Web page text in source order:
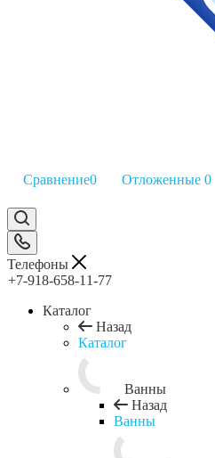
Сравнение0 Отложенные 0
Телефоны
+7-918-658-11-77
Каталог
Назад
Каталог
Ванны
Назад
Ванны